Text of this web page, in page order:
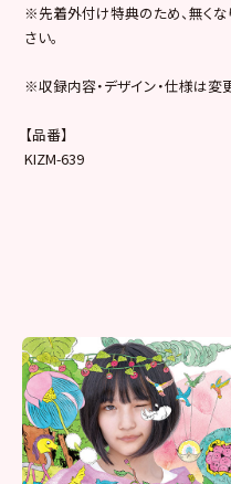
※先着外付け特典のため、無くな
さい。
※収録内容・デザイン・仕様は変
【品番】
KIZM-639